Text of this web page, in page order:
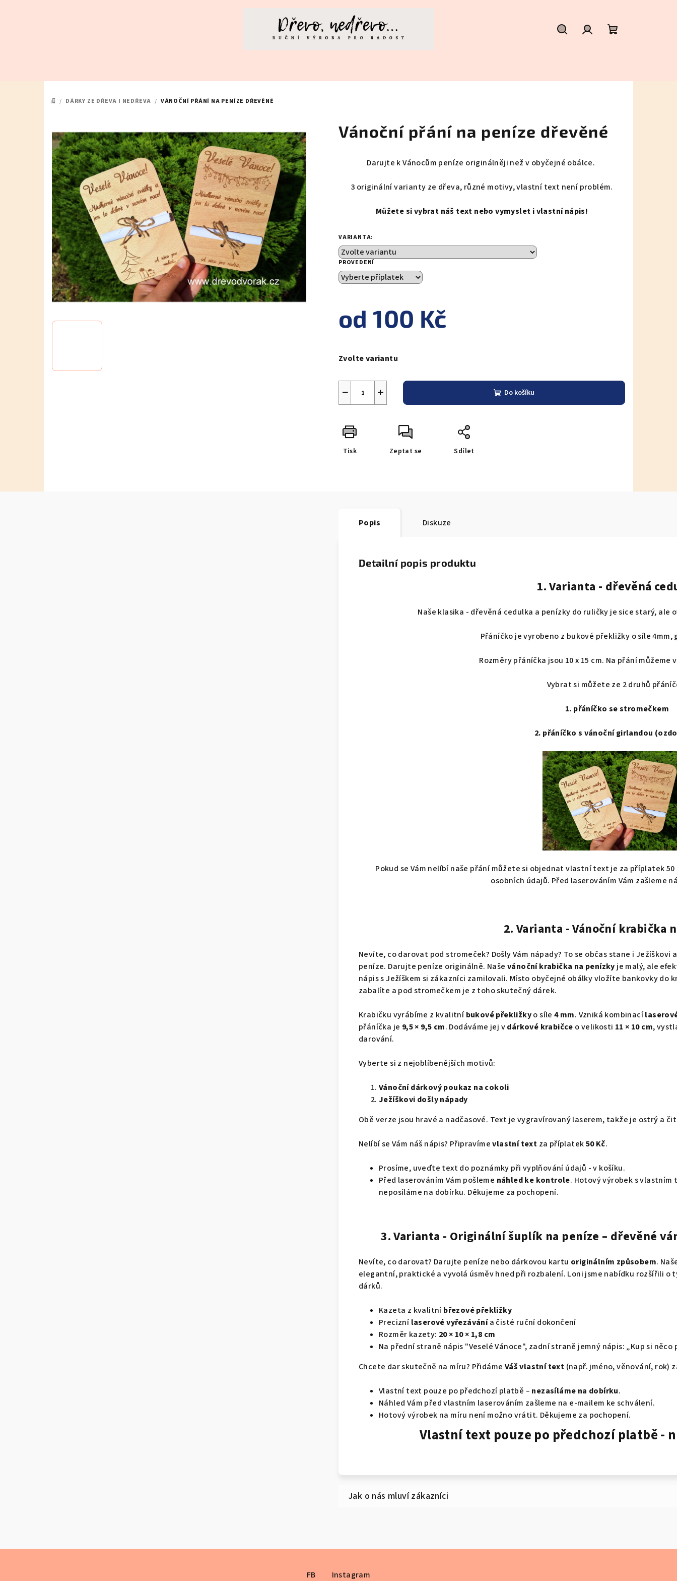
DOMŮ
/ DÁRKY ZE DŘEVA I NEDŘEVA / VÁNOČNÍ PŘÁNÍ NA PENÍZE DŘEVĚNÉ
Vánoční přání na peníze dřevěné
Darujte k Vánocům peníze originálněji než v obyčejné obálce.
3 originální varianty ze dřeva, různé motivy, vlastní text není problém.
Můžete si vybrat náš text nebo vymyslet i vlastní nápis!
VARIANTA:
PROVEDENÍ
od100 Kč
cena:
Zvolte variantu
+
− Do košíku
Tisk Zeptat se Sdílet
Popis Diskuze
Detailní popis produktu
1. Varianta - dřevěná
Naše klasika - dřevěná cedulka a penízky do ruličky je sice starý, ale
Přáníčko je vyrobeno z bukové překližky o síle
Rozměry přáníčka jsou 10 x 15 cm. Na přání
Vybrat si můžete ze 2 druhů
1. přáníčko se stromečkem
2. přáníčko s vánoční girlandou
Pokud se Vám nelíbí naše přání můžete si objednat vlastní text je za příplatek
osobních údajů. Před laserováním Vám zašleme
2. Varianta -Vánoční krabička
Nevíte, co darovat pod stromeček? Došly Vám nápady? To se občas stane i
peníze. Darujte peníze originálně. Naše vánoční krabička na penízky je malý, ale
nápis s Ježíškem si zákazníci zamilovali. Místo obyčejné obálky vložíte bankovky do
zabalíte a pod stromečkem je z toho skutečný dárek.
Krabičku vyrábíme z kvalitní bukové překližkyo síle 4 mm. Vzniká kombinací
přáníčka je 9,5 × 9,5 cm. Dodáváme jej vdárkové krabičce o velikosti 11 × 10 cm,
darování.
Vyberte si z nejoblíbenějších motivů:
Vánoční dárkový poukaz na cokoli
Ježíškovi došly nápady
Obě verze jsou hravé a nadčasové. Text je vygravírovaný laserem, takže je ostrý a
Nelíbí se Vám náš nápis? Připravíme vlastní text za příplatek50 Kč.
Prosíme, uveďte text do poznámky při vyplňování údajů - v košíku.
Před laserováním Vám pošleme náhled ke kontrole. Hotový výrobek s
neposíláme na dobírku. Děkujeme za pochopení.
3. Varianta - Originální šuplík na peníze – dřevěné
Nevíte, co darovat? Darujte peníze nebo dárkovou kartu originálním způsobem.
elegantní, praktické a vyvolá úsměv hned při rozbalení. Loni jsme nabídku rozšířili
dárků.
Kazeta z kvalitníbřezové překližky
Precizní laserové vyřezávání a čisté ruční dokončení
Rozměr kazety: 20 × 10 × 1,8 cm
Na přední straně nápis "Veselé Vánoce", zadní straně jemný nápis: „Kup si
Chcete dar skutečně na míru? Přidáme Váš vlastní text (např. jméno, věnování, rok)
Vlastní text pouze po předchozí platbě – nezasíláme na dobírku.
Náhled Vám před vlastním laserováním zašleme na e‑mailem ke schválení.
Hotový výrobek na míru není možno vrátit. Děkujeme za pochopení.
Vlastní text pouze po předchozí platbě -
FB Instagram